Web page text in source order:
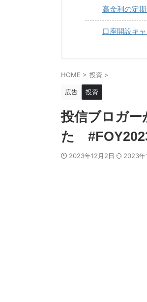
高金利の定
口座開設キ
HOME > 投資 >
広告 投資
投信ブロガ
た
2023年12月2日 2023年